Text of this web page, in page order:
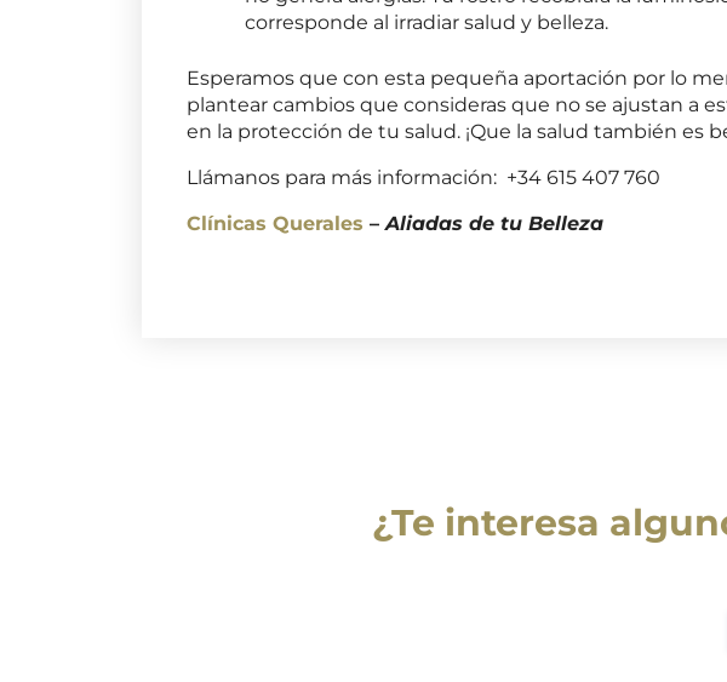
corresponde al irradiar salud y belleza.
Esperamos que con esta pequeña aportación por lo
plantear cambios que consideras que no se ajustan a
en la protección de tu salud. ¡Que la salud también es
Llámanos para más información: +34 615 407 760
Clínicas Querales –Aliadas de tu Belleza
¿Te interesa